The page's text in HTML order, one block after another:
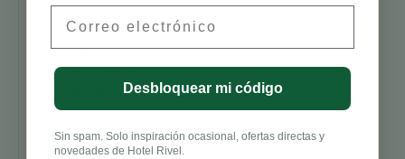
Mejores
Alojamientos
para
Avistamiento
de Aves en
Costa Rica
Aventura en
Costa Rica
Desbloquear mi código
Sin spam. Solo inspiración ocasional, ofertas directas y
novedades de Hotel Rivel.